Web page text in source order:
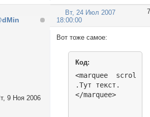
7
Вт, 24 Июл 2007
18:00:00
9 Ноя 2006
Вот тоже самое:
Код:
<marquee
.Тут текст.
</marquee>